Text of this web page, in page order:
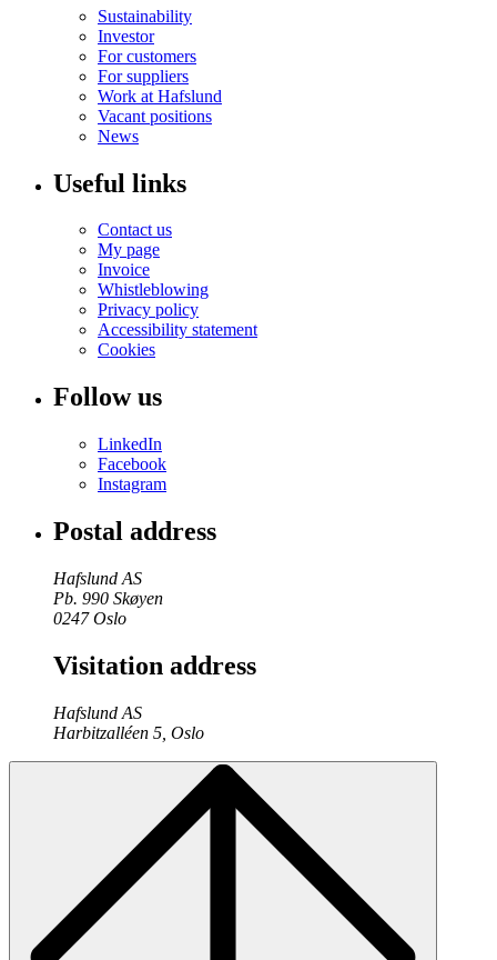
Sustainability
Investor
For customers
For suppliers
Work at Hafslund
Vacant positions
News
Useful links
Contact us
My page
Invoice
Whistleblowing
Privacy policy
Accessibility statement
Cookies
Follow us
LinkedIn
Facebook
Instagram
Postal address
Hafslund AS
Pb. 990 Skøyen
0247 Oslo
Visitation address
Hafslund AS
Harbitzalléen 5, Oslo